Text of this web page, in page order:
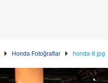
Honda Fotoğraflar honda-8.jpg